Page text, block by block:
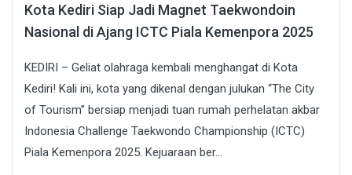
Kota Kediri Siap Jadi Magnet Taekwondoin
Nasional di Ajang ICTC Piala Kemenpora 2025
KEDIRI – Geliat olahraga kembali menghangat di Kota
Kediri! Kali ini, kota yang dikenal dengan julukan “The City
of Tourism” bersiap menjadi tuan rumah perhelatan akbar
Indonesia Challenge Taekwondo Championship (ICTC)
Piala Kemenpora 2025. Kejuaraan ber...